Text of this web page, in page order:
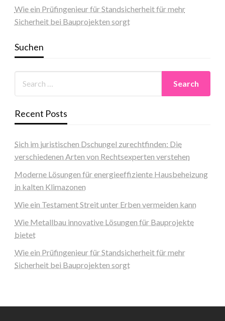
Wie ein Prüfingenieur für Standsicherheit für mehr
Sicherheit bei Bauprojekten sorgt
Suchen
Recent Posts
Sich im juristischen Dschungel zurechtfinden: Die
verschiedenen Arten von Rechtsexperten verstehen
Moderne Lösungen für energieeffiziente Hausbeheizung
in kalten Klimazonen
Wie ein Testament Streit unter Erben vermeiden kann
Wie Metallbau innovative Lösungen für Bauprojekte
bietet
Wie ein Prüfingenieur für Standsicherheit für mehr
Sicherheit bei Bauprojekten sorgt